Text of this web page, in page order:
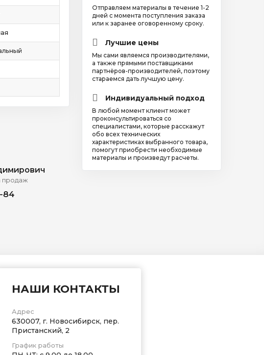
продаж
84
Отправляем материалы в течение 1-2
дней с момента поступления заказа
или к заранее оговоренному сроку.
Лучшие цены
Мы сами являемся производителями,
а также прямыми поставщиками
партнёров-производителей, поэтому
стараемся дать лучшую цену.
Индивидуальный подход
В любой момент клиент может
проконсультироваться со
специалистами, которые расскажут
обо всех технических
характеристиках выбранного товара,
помогут приобрести необходимые
материалы и произведут расчеты.
НАШИ КОНТАКТЫ
Адрес
630007, г. Новосибирск, пер.
Пристанский, 2
График работы